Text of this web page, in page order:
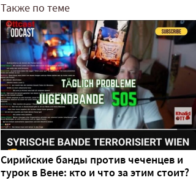
Также по теме
Сирийские банды против чеченцев и
турок в Вене: кто и что за этим стоит?